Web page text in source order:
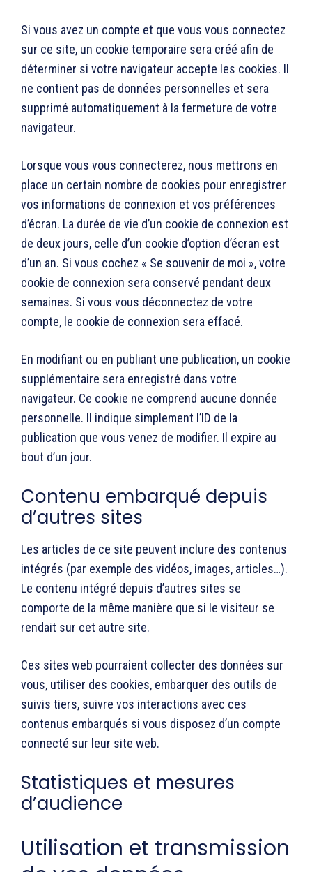
Si vous avez un compte et que vous vous connectez
sur ce site, un cookie temporaire sera créé afin de
déterminer si votre navigateur accepte les cookies. Il
ne contient pas de données personnelles et sera
supprimé automatiquement à la fermeture de votre
navigateur.
Lorsque vous vous connecterez, nous mettrons en
place un certain nombre de cookies pour enregistrer
vos informations de connexion et vos préférences
d’écran. La durée de vie d’un cookie de connexion est
de deux jours, celle d’un cookie d’option d’écran est
d’un an. Si vous cochez « Se souvenir de moi », votre
cookie de connexion sera conservé pendant deux
semaines. Si vous vous déconnectez de votre
compte, le cookie de connexion sera effacé.
En modifiant ou en publiant une publication, un cookie
supplémentaire sera enregistré dans votre
navigateur. Ce cookie ne comprend aucune donnée
personnelle. Il indique simplement l’ID de la
publication que vous venez de modifier. Il expire au
bout d’un jour.
Contenu embarqué depuis
d’autres sites
Les articles de ce site peuvent inclure des contenus
intégrés (par exemple des vidéos, images, articles…).
Le contenu intégré depuis d’autres sites se
comporte de la même manière que si le visiteur se
rendait sur cet autre site.
Ces sites web pourraient collecter des données sur
vous, utiliser des cookies, embarquer des outils de
suivis tiers, suivre vos interactions avec ces
contenus embarqués si vous disposez d’un compte
connecté sur leur site web.
Statistiques et mesures
d’audience
Utilisation et transmission